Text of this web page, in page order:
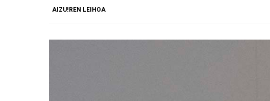
AIZU!REN LEIHOA